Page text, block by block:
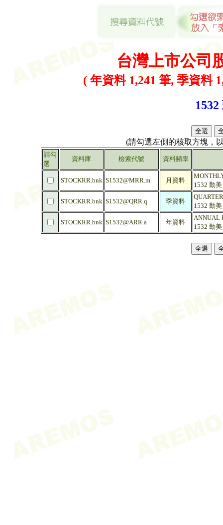
台灣上市公司
( 年資料 1,241 筆, 季資料
(請勾選左側的核取方塊，
請勾
選
資料庫 檢索代號 資料頻率
STOCKRR.bnk S1532@MRR.m 月資料
1532 勤
STOCKRR.bnk S1532@QRR.q 季資料
1532 勤
STOCKRR.bnk S1532@ARR.a 年資料
ANNUAL
1532 勤